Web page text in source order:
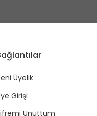
Üyelik
Girişi
Unuttum